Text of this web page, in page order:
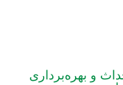
و بهره‌برداری